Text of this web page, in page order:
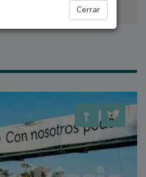
Cerrar